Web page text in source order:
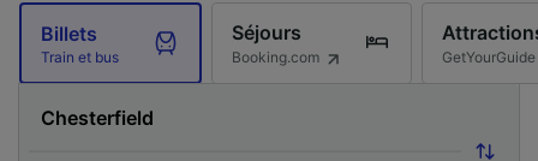
Billets
Train et bus
Séjours
Booking.com GetYourGuide